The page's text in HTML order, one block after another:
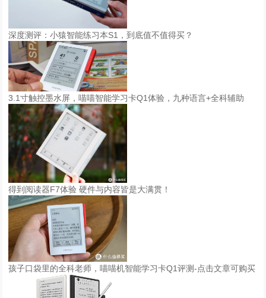
深度测评：小猿智能练习本S1，到底值不值得买？
3.1寸触控墨水屏，喵喵智能学习卡Q1体验，九种语言+全科辅助
得到阅读器F7体验 硬件与内容皆是大满贯！
孩子口袋里的全科老师，喵喵机智能学习卡Q1评测-点击文章可购买